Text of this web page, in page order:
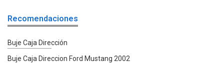
Recomendaciones
Buje Caja Dirección
Buje Caja Direccion Ford Mustang 2002